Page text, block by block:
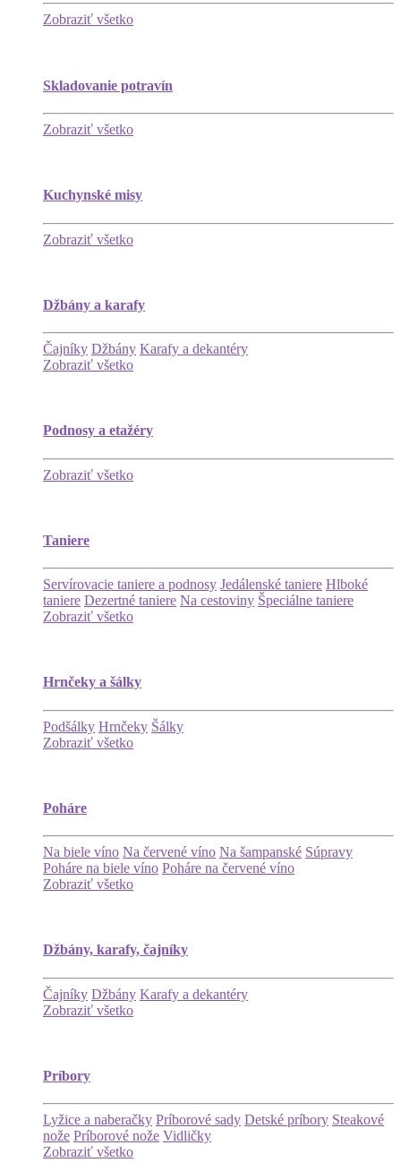
Zobraziť všetko
Skladovanie potravín
Zobraziť všetko
Kuchynské misy
Zobraziť všetko
Džbány a karafy
Čajníky Džbány Karafy a dekantéry
Zobraziť všetko
Podnosy a etažéry
Zobraziť všetko
Taniere
Servírovacie taniere a podnosy Jedálenské taniere Hlboké
taniere Dezertné taniere Na cestoviny Špeciálne taniere
Zobraziť všetko
Hrnčeky a šálky
Podšálky Hrnčeky Šálky
Zobraziť všetko
Poháre
Na biele víno Na červené víno Na šampanské Súpravy
Poháre na biele víno Poháre na červené víno
Zobraziť všetko
Džbány, karafy, čajníky
Čajníky Džbány Karafy a dekantéry
Zobraziť všetko
Príbory
Lyžice a naberačky Príborové sady Detské príbory Steakové
nože Príborové nože Vidličky
Zobraziť všetko